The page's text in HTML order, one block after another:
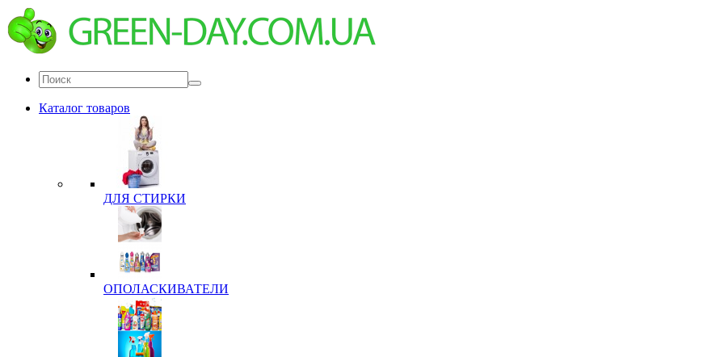
Каталог товаров
ДЛЯ СТИРКИ
ОПОЛАСКИВАТЕЛИ